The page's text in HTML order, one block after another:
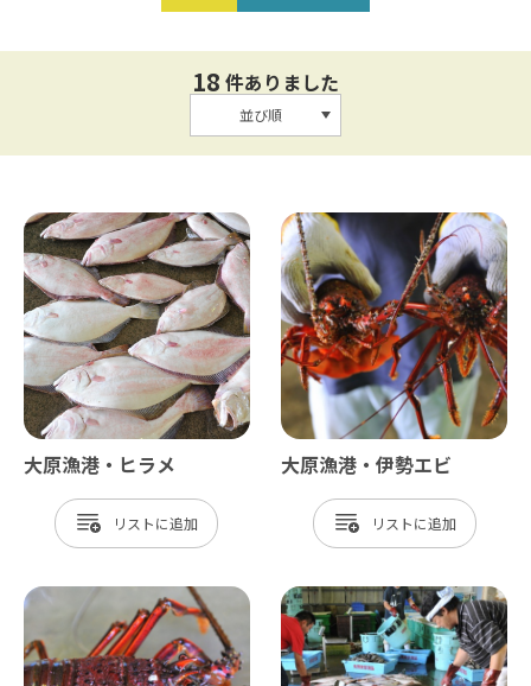
18 件ありました
並び順
大原漁港・ヒラメ
リスト
大原漁港・伊勢エビ
リスト